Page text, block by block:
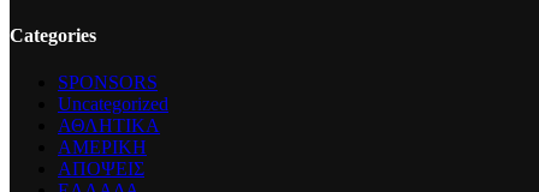
Categories
SPONSORS
Uncategorized
ΑΘΛΗΤΙΚΑ
ΑΜΕΡΙΚΗ
ΑΠΟΨΕΙΣ